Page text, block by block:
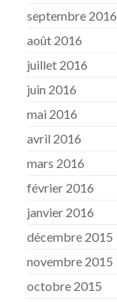
septembre 2016
août 2016
juillet 2016
juin 2016
mai 2016
avril 2016
mars 2016
février 2016
janvier 2016
décembre 2015
novembre 2015
octobre 2015